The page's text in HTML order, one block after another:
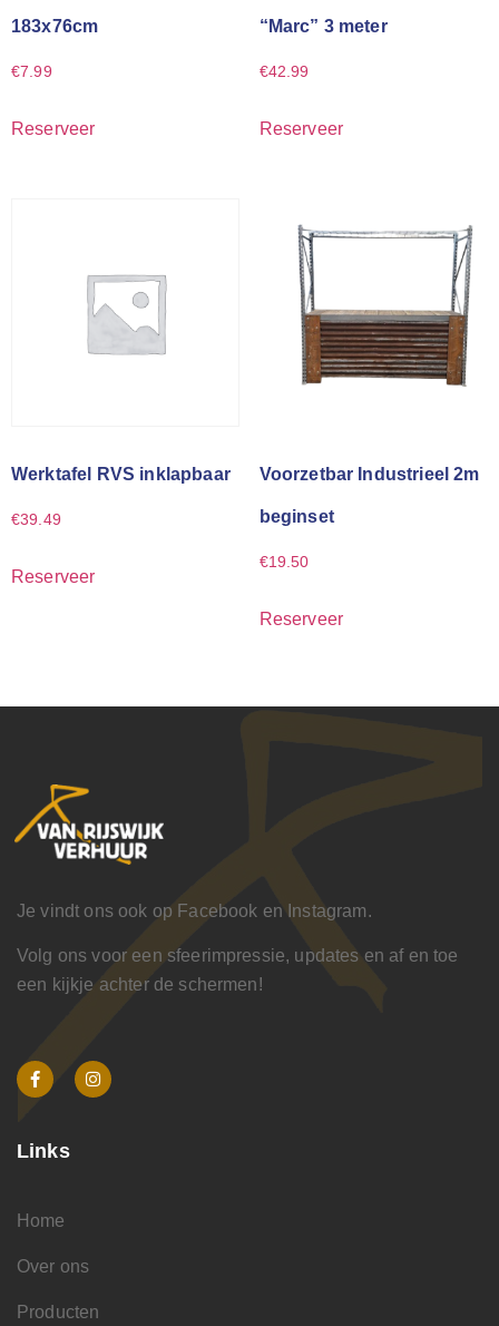
183x76cm
€7.99
Reserveer
“Marc” 3 meter
€42.99
Reserveer
Werktafel RVS inklapbaar
€39.49
Reserveer
Voorzetbar Industrieel 2m
beginset
€19.50
Reserveer
Je vindt ons ook op Facebook en Instagram.
Volg ons voor een sfeerimpressie, updates en af en toe
een kijkje achter de schermen!
Links
Home
Over ons
Producten